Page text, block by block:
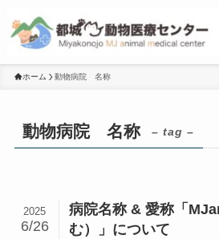
ホーム 動物病院 名称
動物病院 名称 – tag –
病院名称 & 愛称「
む）」について
2025
6/26